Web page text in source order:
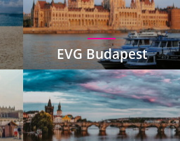
EVG Budapest